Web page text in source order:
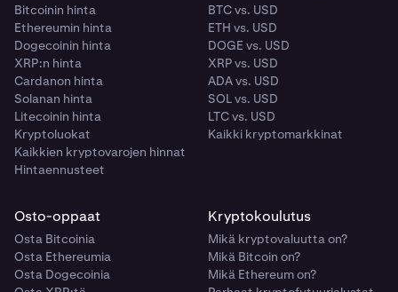
Bitcoinin hinta
Ethereumin hinta
Dogecoinin hinta
XRP:n hinta
Cardanon hinta
Solanan hinta
Litecoinin hinta
Kryptoluokat
Kaikkien kryptovarojen hinnat
Hintaennusteet
BTC vs. USD
ETH vs. USD
DOGE vs. USD
XRP vs. USD
ADA vs. USD
SOL vs. USD
LTC vs. USD
Kaikki kryptomarkkinat
Osto-oppaat
Osta Bitcoinia
Osta Ethereumia
Osta Dogecoinia
Kryptokoulutus
Mikä kryptovaluutta on?
Mikä Bitcoin on?
Mikä Ethereum on?